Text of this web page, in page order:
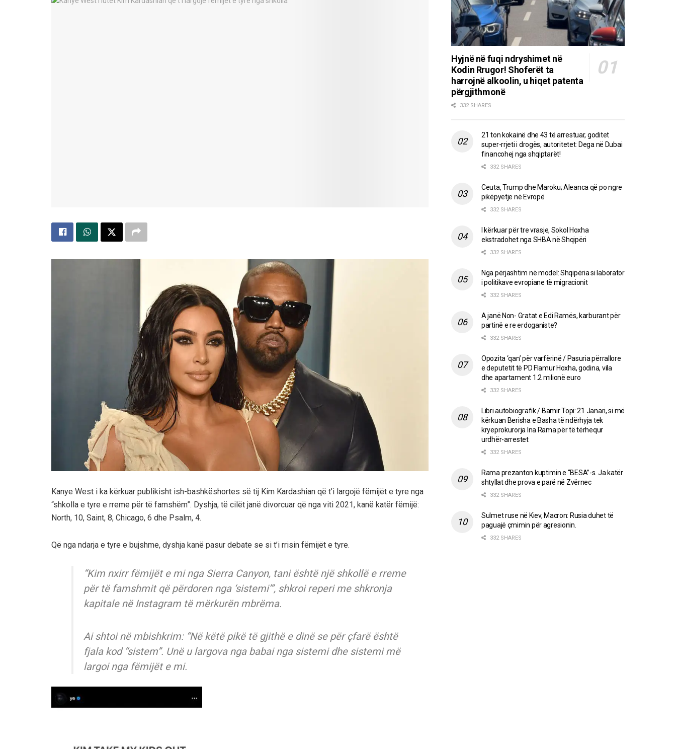
Kanye West i ka kërkuar publikisht ish-bashkëshortes së tij Kim Kardashian që t’i largojë fëmijët e tyre nga
“shkolla e tyre e rreme për të famshëm”. Dyshja, të cilët janë divorcuar që nga viti 2021, kanë katër fëmijë:
North, 10, Saint, 8, Chicago, 6 dhe Psalm, 4.
Që nga ndarja e tyre e bujshme, dyshja kanë pasur debate se si t’i rrisin fëmijët e tyre.
“Kim nxirr fëmijët e mi nga Sierra Canyon, tani është një shkollë e rreme
për të famshmit që përdoren nga ‘sistemi’”, shkroi reperi me shkronja
kapitale në Instagram të mërkurën mbrëma.
Ai shtoi në mbishkrim: “Në këtë pikë të gjithë e dinë se për çfarë është
fjala kod “sistem”. Unë u largova nga babai nga sistemi dhe sistemi më
largoi nga fëmijët e mi.
Hyjnë në fuqi ndryshimet në
Kodin Rrugor! Shoferët ta
harrojnë alkoolin, u hiqet patenta
përgjithmonë
332 SHARES
21 ton kokainë dhe 43 të arrestuar, goditet
super-rrjeti i drogës, autoritetet: Dega në Dubai
financohej nga shqiptarët!
332 SHARES
Ceuta, Trump dhe Maroku; Aleanca që po ngre
pikëpyetje në Evropë
332 SHARES
I kërkuar për tre vrasje, Sokol Hoxha
ekstradohet nga SHBA në Shqipëri
332 SHARES
Nga përjashtim në model: Shqipëria si laborator
i politikave evropiane të migracionit
332 SHARES
A janë Non- Gratat e Edi Ramës, karburant për
partinë e re erdoganiste?
332 SHARES
Opozita ‘qan’ për varfërinë / Pasuria përrallore
e deputetit të PD Flamur Hoxha, godina, vila
dhe apartament 1.2 milionë euro
332 SHARES
Libri autobiografik / Bamir Topi: 21 Janari, si më
kërkuan Berisha e Basha të ndërhyja tek
kryeprokurorja Ina Rama për të tërhequr
urdhër-arrestet
332 SHARES
Rama prezanton kuptimin e “BESA”-s. Ja katër
shtyllat dhe prova e parë në Zvërnec
332 SHARES
Sulmet ruse në Kiev, Macron: Rusia duhet të
paguajë çmimin për agresionin.
332 SHARES